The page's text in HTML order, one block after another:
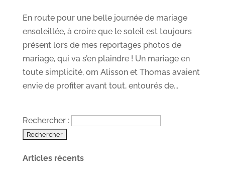
En route pour une belle journée de mariage
ensoleillée, à croire que le soleil est toujours
présent lors de mes reportages photos de
mariage, qui va s’en plaindre ! Un mariage en
toute simplicité, om Alisson et Thomas avaient
envie de profiter avant tout, entourés de...
Rechercher :
Articles récents